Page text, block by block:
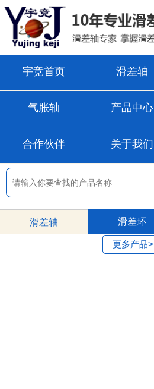
宇竞首页 滑差轴
气胀轴 产品中心
合作伙伴 关于我们
滑差轴 滑差环
更多产品>